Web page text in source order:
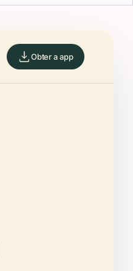
Obter a app